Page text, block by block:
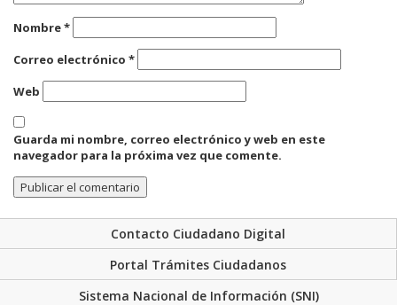
Nombre*
Correo electrónico *
Web
Guarda mi nombre, correo electrónico y web en este
navegador para la próxima vez que comente.
Contacto Ciudadano Digital
Portal Trámites Ciudadanos
Sistema Nacional de Información (SNI)